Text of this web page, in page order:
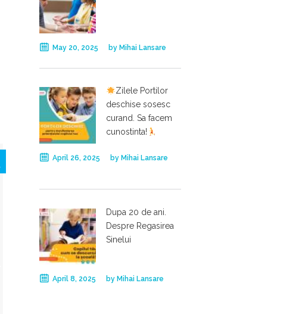
May 20, 2025 by Mihai Lansare
Zilele Portilor
deschise sosesc
curand. Sa facem
cunostinta!
April 26, 2025 by Mihai Lansare
Dupa 20 de ani.
Despre Regasirea
Sinelui
April 8, 2025 by Mihai Lansare